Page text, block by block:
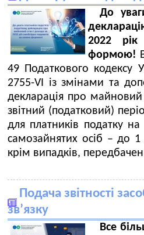
До
2022
формою!
49 Податкового кодексу
2755-VI із змінами та
декларація про майновий
звітний (податковий)
для платників податку
самозайнятих осіб – до
крім випадків,
Подача звітності
зв’язку
Все